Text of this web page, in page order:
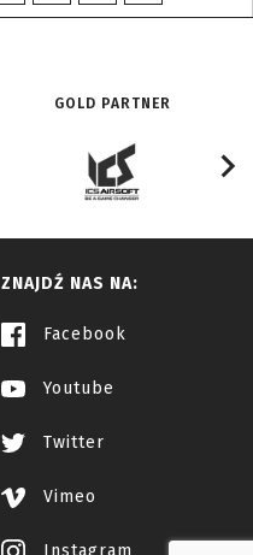
GOLD PARTNER
ZNAJDŹ NAS NA:
Facebook
Youtube
Twitter
Vimeo
Instagram